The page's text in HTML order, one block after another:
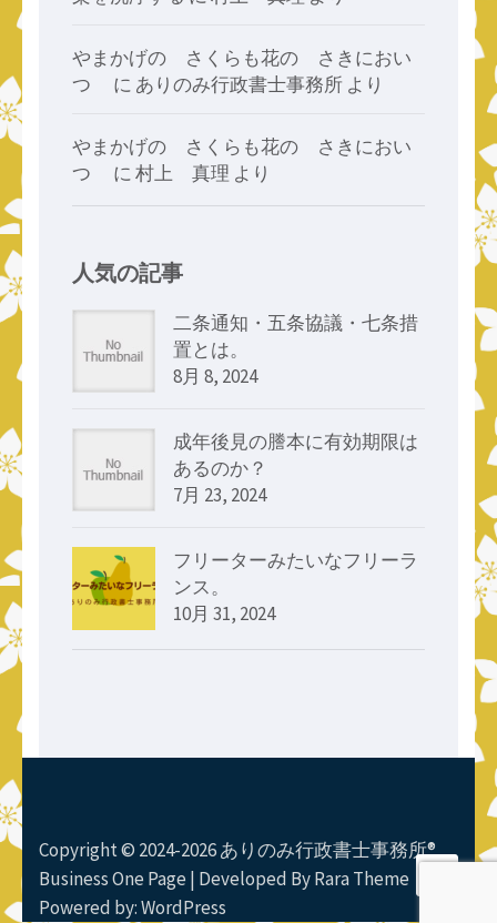
やまかげの さくらも花の さきにおい
つゝ
に ありのみ行政書士事務所 より
やまかげの さくらも花の さきにおい
つゝ
に村上 真理 より
人気の記事
二条通知・五条協議・七条措
置とは。
8月 8, 2024
成年後見の謄本に有効期限は
あるのか？
7月 23, 2024
フリーターみたいなフリーラ
ンス。
10月 31, 2024
Copyright © 2024-2026 ありのみ行政書士事務所®
Business One Page | Developed ByRara Theme
Powered by:WordPress